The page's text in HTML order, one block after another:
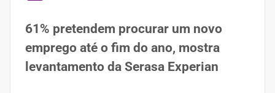
61% pretendem procurar um novo
emprego até o fim do ano, mostra
levantamento da Serasa Experian